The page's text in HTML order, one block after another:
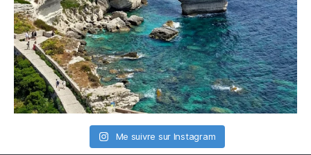
Me suivre sur Instagram